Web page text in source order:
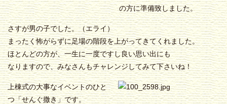
の方に準備致しました。
さすが男の子でした。（エライ）
まったく怖がらずに足場の階段を上がってきてくれました。
ほとんどの方が、一生に一度ですし良い思い出にも
なりますので、みなさんもチャレンジしてみて下さいね！
上棟式の大事なイベントのひと
つ「せんぐ撒き」です。